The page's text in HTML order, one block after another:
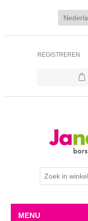
REGISTREREN
MENU